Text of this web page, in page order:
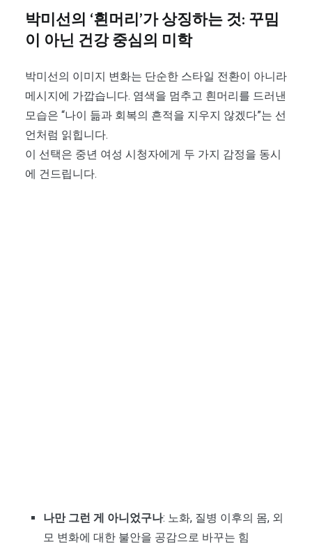
박미선의 ‘흰머리’가 상징하는 것: 꾸밈
이 아닌 건강 중심의 미학
박미선의 이미지 변화는 단순한 스타일 전환이 아니라
메시지에 가깝습니다. 염색을 멈추고 흰머리를 드러낸
모습은 “나이 듦과 회복의 흔적을 지우지 않겠다”는 선
언처럼 읽힙니다.
이 선택은 중년 여성 시청자에게 두 가지 감정을 동시
에 건드립니다.
나만 그런 게 아니었구나: 노화, 질병 이후의 몸, 외
모 변화에 대한 불안을 공감으로 바꾸는 힘